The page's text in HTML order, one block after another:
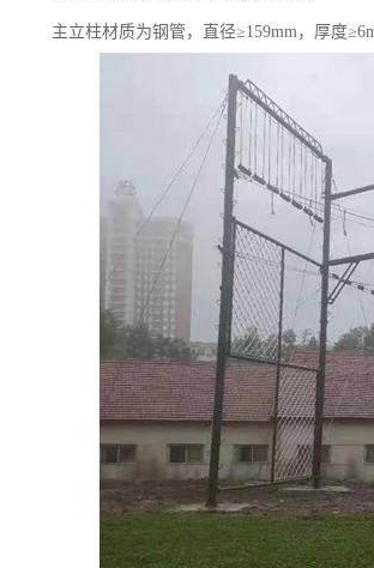
主立柱材质为钢管，直径≥159mm，厚度